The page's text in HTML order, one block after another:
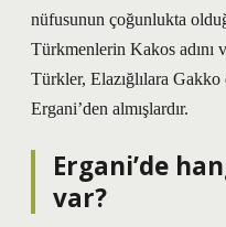
nüfusunun çoğunlukta
Türkmenlerin Kakos adını
Türkler, Elazığlılara
Ergani’den almışlardır.
Ergani’de
var?